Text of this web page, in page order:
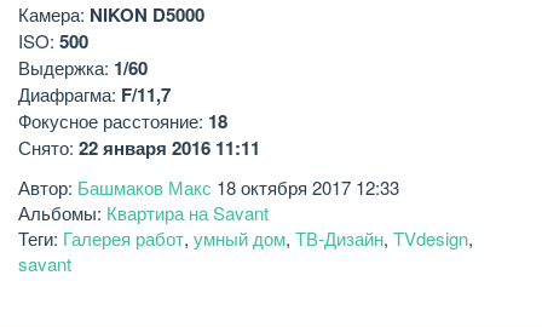
Камера: NIKON D5000
ISO: 500
Выдержка: 1/60
Диафрагма: F/11,7
Фокусное расстояние: 18
Снято: 22 января 2016 11:11
Автор: Башмаков Макс 18 октября 2017 12:33
Альбомы: Квартира на Savant
Теги: Галерея работ, умный дом, ТВ-Дизайн, TVdesign,
savant